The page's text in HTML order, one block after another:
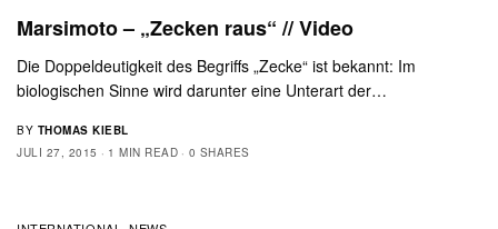
Marsimoto – „Zecken raus“ // Video
Die Doppeldeutigkeit des Begriffs „Zecke“ ist bekannt: Im
biologischen Sinne wird darunter eine Unterart der…
BY THOMAS KIEBL
JULI 27, 2015
1 MIN READ 0 SHARES